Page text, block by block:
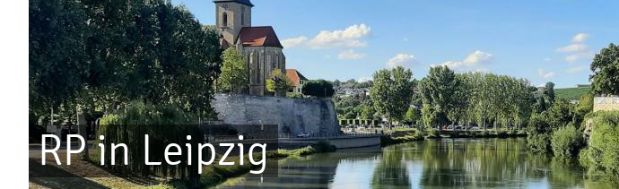
RP in Leipzig